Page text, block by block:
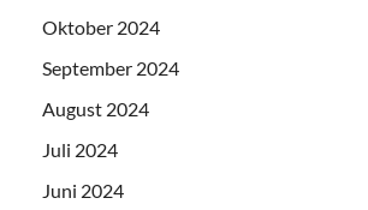
Oktober 2024
September 2024
August 2024
Juli 2024
Juni 2024